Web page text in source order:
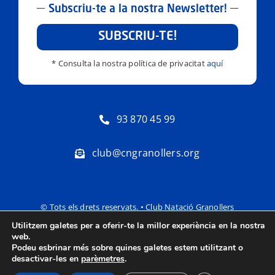
Subscriu-te a la nostra Newsletter!
SUBSCRIU-TE!
* Consulta la nostra política de privacitataquí
93 870 45 99
club@cngranollers.org
© Tots els drets reservats. • Club Natació Granollers
Utilitzem galetes per a oferir-te la millor experiència en la nostra
web.
Podeu esbrinar més sobre quines galetes estem utilitzant o
desactivar-les en parèmetres.